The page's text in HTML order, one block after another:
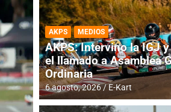
AKPS MEDIOS
AKPS: Intervino la IGJ
el llamado a Asamblea
Ordinaria
6 agosto, 2026 E-Kart